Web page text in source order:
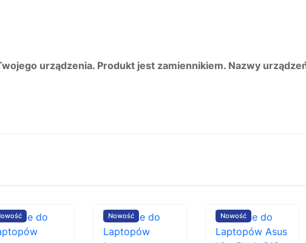
urządzenia. Produkt jest zamiennikiem. Nazwy
Nowość Nowość